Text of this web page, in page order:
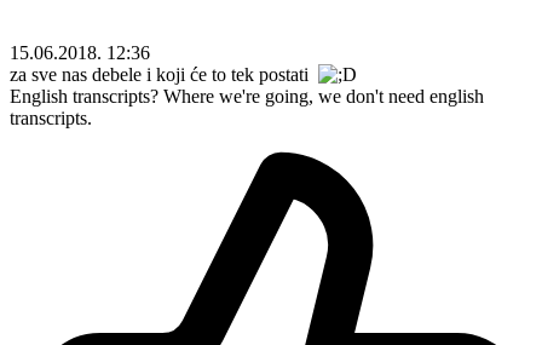
15.06.2018. 12:36
za sve nas debele i koji će to tek postati
English transcripts? Where we're going, we don't need english
transcripts.